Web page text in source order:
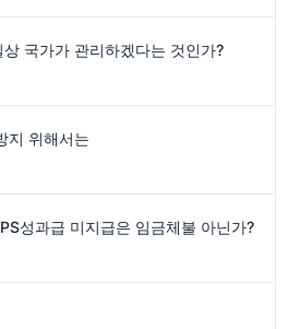
국가가 관리하겠다는 것인가?
지 위해서는
성과급 미지급은 임금체불 아닌가?